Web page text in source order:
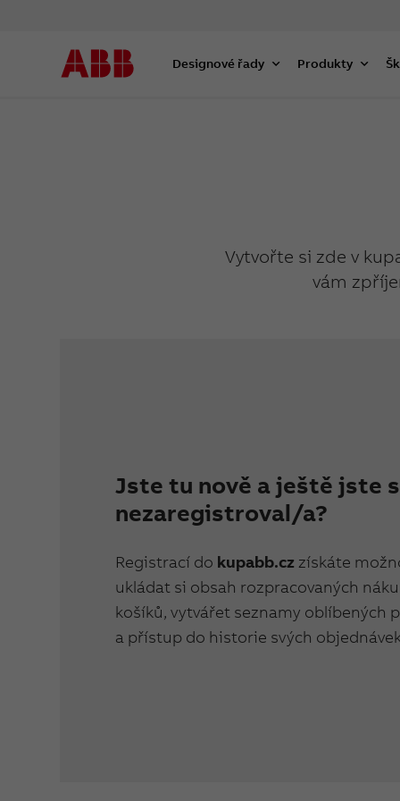
Designové řady Produkty
Vytvořte si zde v
vám
Jste tu nově a ještě jste
nezaregistroval/a?
Registrací do kupabb.cz získáte
ukládat si obsah rozpracovaných
košíků, vytvářet seznamy oblíbených
a přístup do historie svých